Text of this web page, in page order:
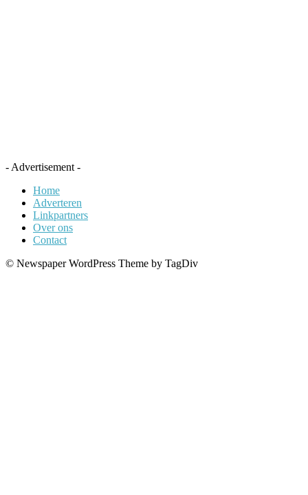
- Advertisement -
Home
Adverteren
Linkpartners
Over ons
Contact
© Newspaper WordPress Theme by TagDiv